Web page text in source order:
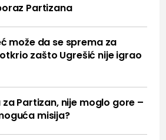
Partizana
može da se sprema za
zašto Ugrešić nije igrao
Partizan, nije moglo gore –
misija?